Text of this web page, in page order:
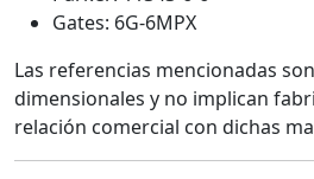
Gates: 6G-6MPX
Las referencias mencionadas
dimensionales y no implican
relación comercial con dichas